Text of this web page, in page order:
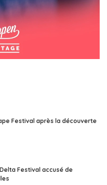
Festival après la découverte
Festival accusé de